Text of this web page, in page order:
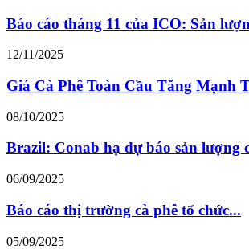
Báo cáo tháng 11 của ICO: Sản
12/11/2025
Giá Cà Phê Toàn Cầu Tăng Mạnh
08/10/2025
Brazil: Conab hạ dự báo sản lượng
06/09/2025
Báo cáo thị trường cà phê tổ chức...
05/09/2025